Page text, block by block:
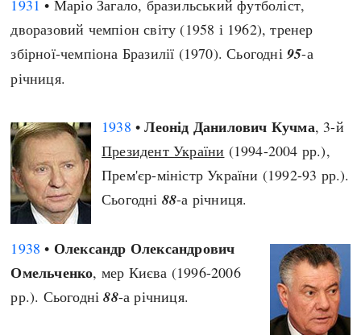
1931 • Маріо Загало, бразильський футболіст,
дворазовий чемпіон світу (1958 і 1962), тренер
збірної-чемпіона Бразилії (1970). Сьогодні95-а
річниця.
1938 •Леонід Данилович Кучма, 3-й
Президент України (1994-2004 рр.),
Прем'єр-міністр України (1992-93 рр.).
Сьогодні 88-а річниця.
1938 • Олександр Олександрович
Омельченко, мер Києва (1996-2006
рр.). Сьогодні88-а річниця.